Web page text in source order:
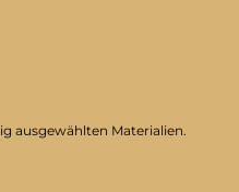
ausgewählten Materialien.